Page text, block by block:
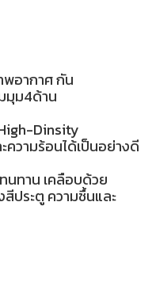
พอากาศ กัน
มุม4ด้าน
Dinsity
ความร้อนได้เป็นอย่างดี
นทาน เคลือบด้วย
ประตู ความชื้นและ